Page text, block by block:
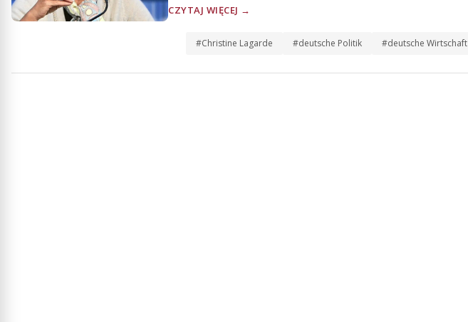
CZYTAJ WIĘCEJ →
#Christine Lagarde #deutsche Politik #deutsche Wirtschaft